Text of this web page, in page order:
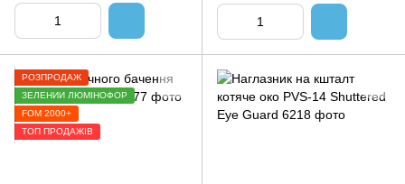
РОЗПРОДАЖ
ЗЕЛЕНИЙ ЛЮМІНОФОР
FOM 2000+
ТОП ПРОДАЖІВ